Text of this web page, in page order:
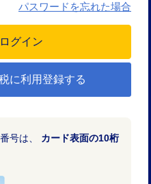
パスワードを忘れた場合
に利用登録する
号は、 カード表面の10桁